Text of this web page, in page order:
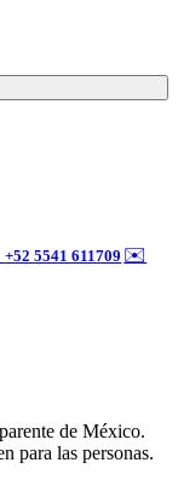
+52 5541 611709 ✉️
de México.
para las personas.